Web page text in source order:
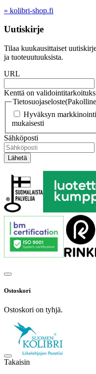
» kolibri-shop.fi
Uutiskirje
Tilaa kuukausittaiset
ja tuoteuutuuksista.
URL
Kenttä on
Tietosuojaseloste
Hyväksyn
mukaisesti
Sähköposti
Ostoskori
Ostoskori on tyhjä.
Takaisin